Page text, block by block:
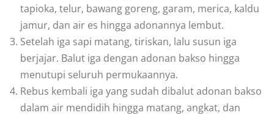
tapioka, telur, bawang goreng, garam, merica, kaldu
jamur, dan air es hingga adonannya lembut.
Setelah iga sapi matang, tiriskan, lalu susun iga
berjajar. Balut iga dengan adonan bakso hingga
menutupi seluruh permukaannya.
Rebus kembali iga yang sudah dibalut adonan bakso
dalam air mendidih hingga matang, angkat, dan